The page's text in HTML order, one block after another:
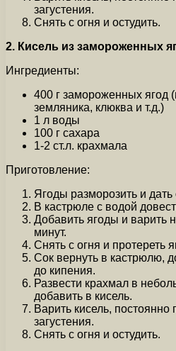
загустения.
Снять с огня и остудить.
2. Кисель из замороженных
Ингредиенты:
400 г замороженных ягод
земляника, клюква и т.д.)
1 л воды
100 г сахара
1-2 ст.л. крахмала
Приготовление:
Ягоды разморозить и
В кастрюле с водой
Добавить ягоды и варить
минут.
Снять с огня и протереть
Сок вернуть в кастрюлю,
до кипения.
Развести крахмал в
добавить в кисель.
Варить кисель,
загустения.
Снять с огня и остудить.